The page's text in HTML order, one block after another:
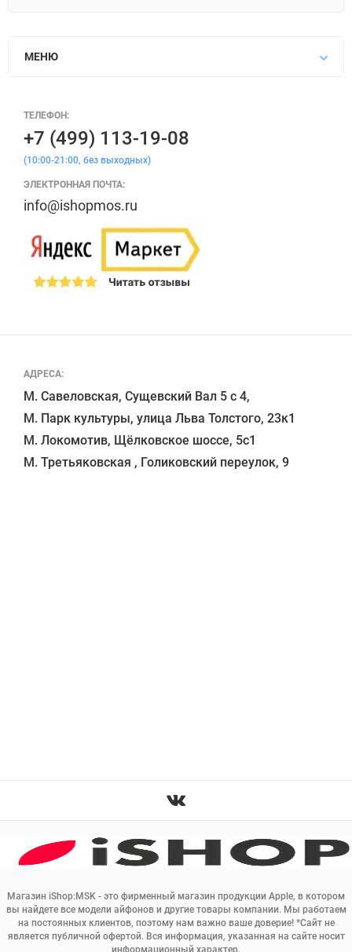
Магазин iShop:MSK - это фирменный магазин продукции Apple, в котором
вы найдете все модели айфонов и другие товары компании. Мы работаем
на постоянных клиентов, поэтому нам важно ваше доверие! *Сайт не
является публичной офертой. Вся информация, указанная на сайте носит
информационный характер.
МЕНЮ
АДРЕСА:
М. Савеловская, Сущевский Вал 5 с 4,
М. Парк культуры, улица Льва Толстого, 23к1
М. Локомотив, Щёлковское шоссе, 5с1
ТЕЛЕФОН:
+7 (499) 113-19-08
(10:00-21:00, без выходных)
ЭЛЕКТРОННАЯ ПОЧТА:
info@ishopmos.ru